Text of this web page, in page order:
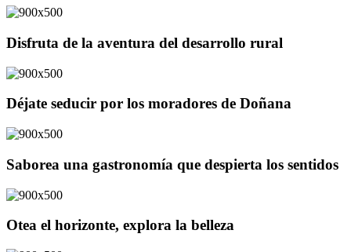
Disfruta de la aventura del desarrollo rural
Déjate seducir por los moradores de Doñana
Saborea una gastronomía que despierta los sentidos
Otea el horizonte, explora la belleza